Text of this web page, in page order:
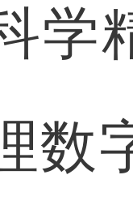
精
数